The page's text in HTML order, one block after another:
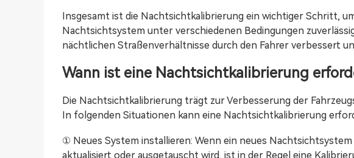
Insgesamt ist die Nachtsichtkalibrierung ein wichtiger Schritt,
Nachtsichtsystem unter verschiedenen Bedingungen
nächtlichen Straßenverhältnisse durch den Fahrer verbessert
Wann ist eine Nachtsichtkalibrierung
Die Nachtsichtkalibrierung trägt zur Verbesserung der
In folgenden Situationen kann eine Nachtsichtkalibrierung
① Neues System installieren: Wenn ein neues
aktualisiert oder ausgetauscht wird, ist in der Regel eine